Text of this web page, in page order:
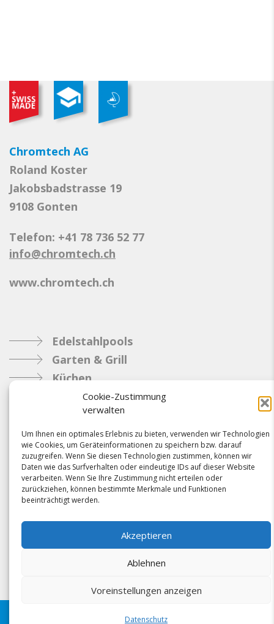
Cookie-Zustimmung
verwalten
Um Ihnen ein optimales Erlebnis zu bieten, verwenden wir Technologien
wie Cookies, um Geräteinformationen zu speichern bzw. darauf
zuzugreifen. Wenn Sie diesen Technologien zustimmen, können wir
Daten wie das Surfverhalten oder eindeutige IDs auf dieser Website
verarbeiten. Wenn Sie Ihre Zustimmung nicht erteilen oder
zurückziehen, können bestimmte Merkmale und Funktionen
beeinträchtigt werden.
Akzeptieren
Ablehnen
Voreinstellungen anzeigen
Datenschutz
Chromtech AG
Roland Koster
Jakobsbadstrasse 19
9108 Gonten
Telefon: +41 78 736 52 77
info@chromtech.ch
www.chromtech.ch
Edelstahlpools
Garten & Grill
Küchen
Metallbau
Industrie
Referenzen
News
Samacostyle.ch
Impressum
Kontakt
AGBs & Verbindlichkeiten
Folgen Sie uns schon?